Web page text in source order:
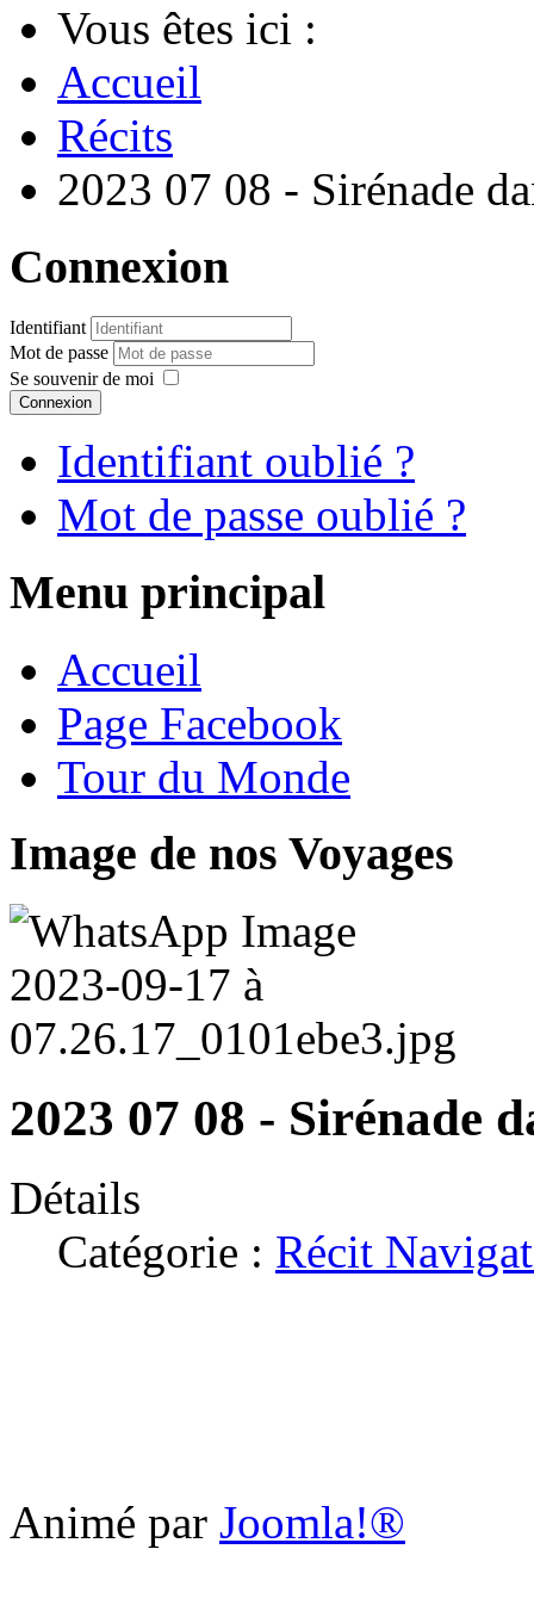
Vous êtes ici :
Accueil
Récits
2023 07 08 - Sirénade
Connexion
Identifiant
Mot de passe
Se souvenir de moi
Connexion
Identifiant oublié ?
Mot de passe oublié ?
Menu principal
Accueil
Page Facebook
Tour du Monde
Image de nos Voyages
2023 07 08 - Sirénade
Détails
Catégorie : Récit
Animé par Joomla!®